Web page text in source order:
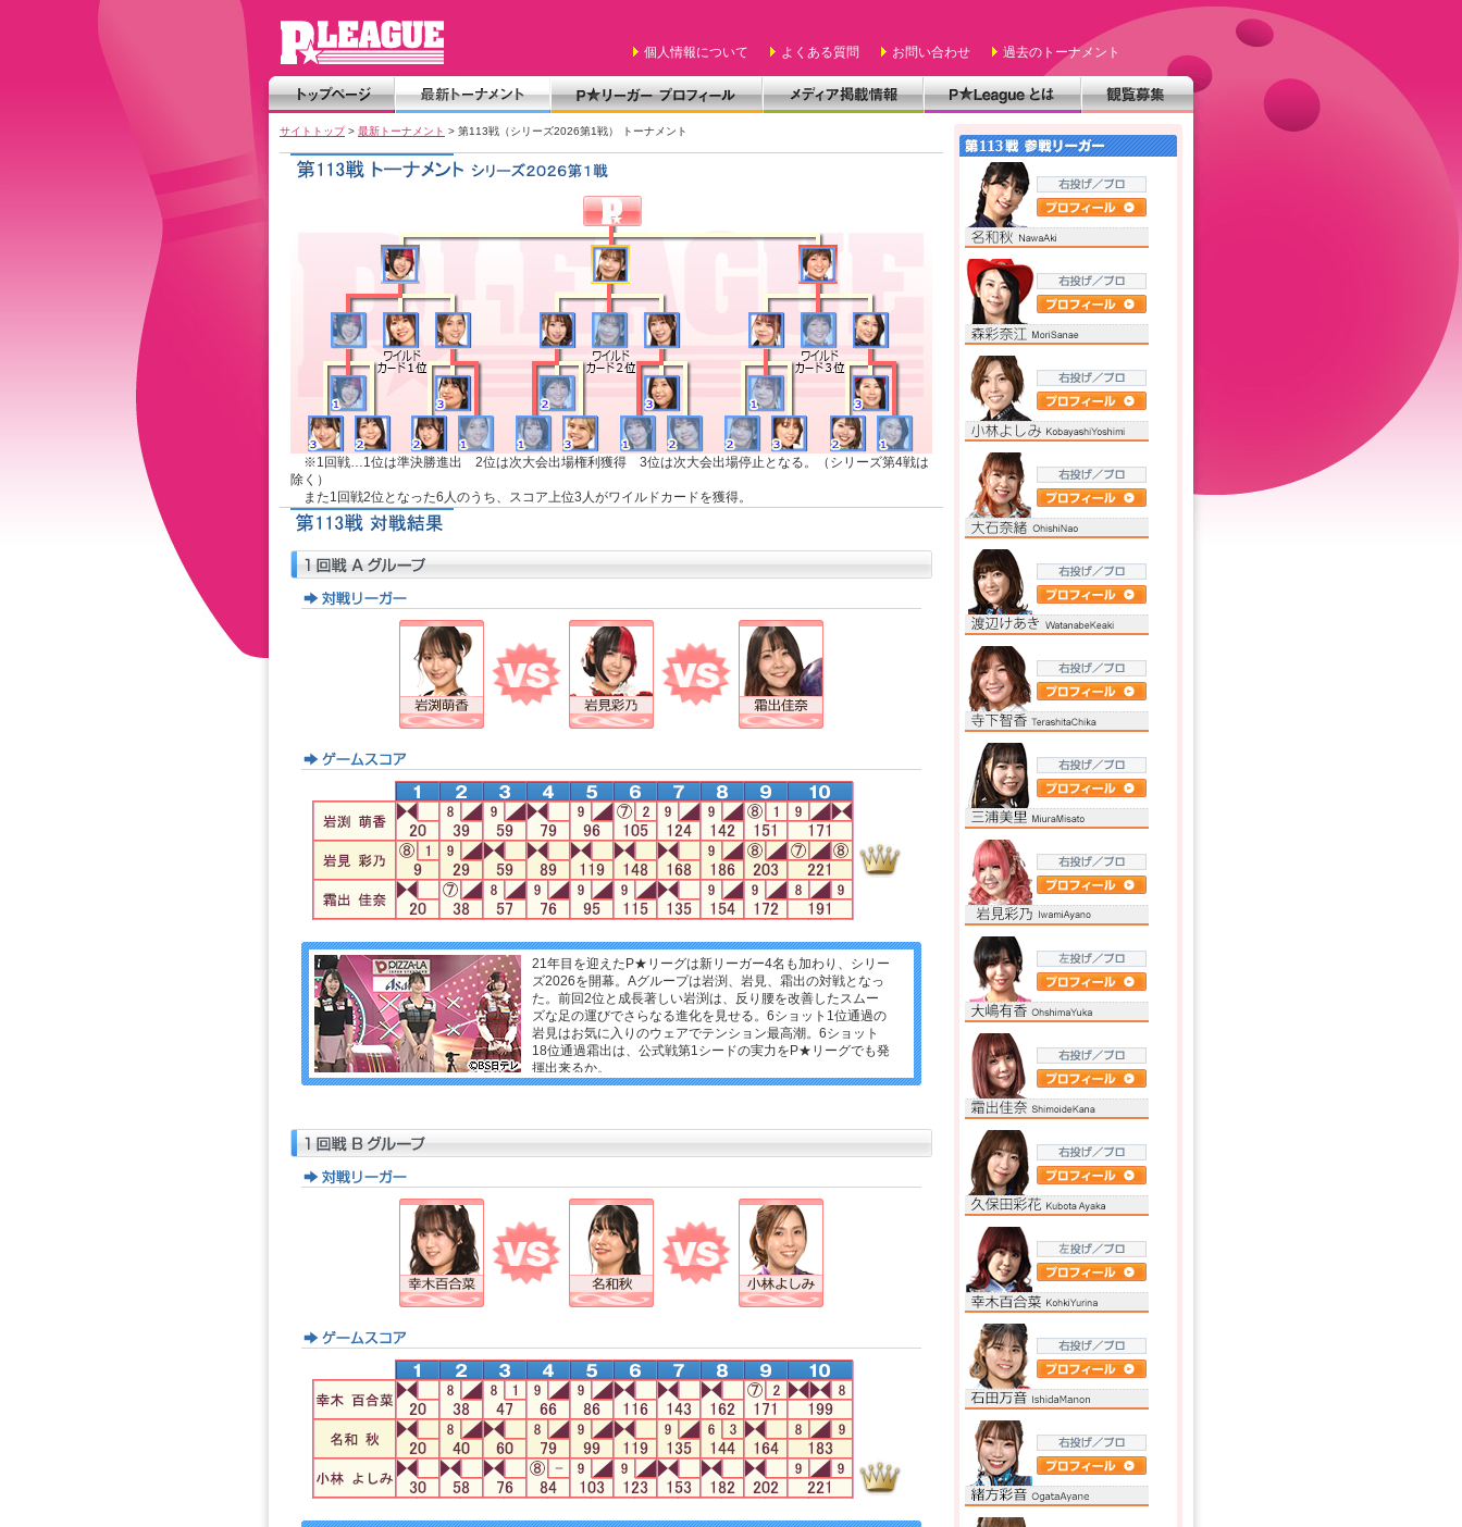
個人情報について よくある質問 お問い合わせ 過去のトーナメント
サイトトップ> 最新トーナメント > 第113戦（シリーズ2026第1戦） トーナメント
※1回戦…1位は準決勝進出 2位は次大会出場権利獲得 3位は次大会出場停止となる。（シリーズ第4戦は
除く）
また1回戦2位となった6人のうち、スコア上位3人がワイルドカードを獲得。
21年目を迎えたP★リーグは新リーガー4名も加わり、シリー
ズ2026を開幕。Aグループは岩渕、岩見、霜出の対戦となっ
た。前回2位と成長著しい岩渕は、反り腰を改善したスムー
ズな足の運びでさらなる進化を見せる。6ショット1位通過の
岩見はお気に入りのウェアでテンション最高潮。6ショット
18位通過霜出は、公式戦第1シードの実力をP★リーグでも発
揮出来るか。